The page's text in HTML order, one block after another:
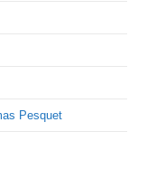
Pesquet